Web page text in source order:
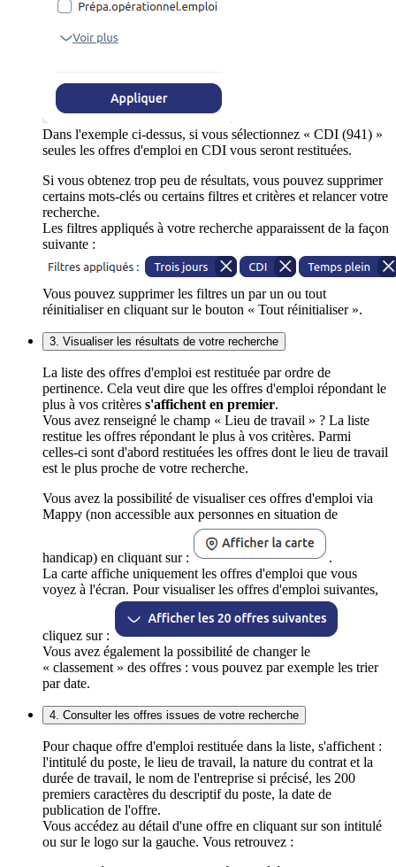
Dans l'exemple ci-dessus, si vous sélectionnez « CDI (941) »
seules les offres d'emploi en CDI vous seront restituées.
Si vous obtenez trop peu de résultats, vous pouvez supprimer
certains mots-clés ou certains filtres et critères et relancer votre
recherche.
Les filtres appliqués à votre recherche apparaissent de la façon
suivante :
Vous pouvez supprimer les filtres un par un ou tout
réinitialiser en cliquant sur le bouton « Tout réinitialiser ».
3. Visualiser les résultats de votre recherche
La liste des offres d'emploi est restituée par ordre de
pertinence. Cela veut dire que les offres d'emploi répondant le
plus à vos critères s'affichent en premier.
Vous avez renseigné le champ « Lieu de travail » ? La liste
restitue les offres répondant le plus à vos critères. Parmi
celles-ci sont d'abord restituées les offres dont le lieu de travail
est le plus proche de votre recherche.
Vous avez la possibilité de visualiser ces offres d'emploi via
Mappy (non accessible aux personnes en situation de
handicap) en cliquant sur :
.
La carte affiche uniquement les offres d'emploi que vous
voyez à l'écran. Pour visualiser les offres d'emploi suivantes,
cliquez sur :
Vous avez également la possibilité de changer le
« classement » des offres : vous pouvez par exemple les trier
par date.
4. Consulter les offres issues de votre recherche
Pour chaque offre d'emploi restituée dans la liste, s'affichent :
l'intitulé du poste, le lieu de travail, la nature du contrat et la
durée de travail, le nom de l'entreprise si précisé, les 200
premiers caractères du descriptif du poste, la date de
publication de l'offre.
Vous accédez au détail d'une offre en cliquant sur son intitulé
ou sur le logo sur la gauche. Vous retrouvez :